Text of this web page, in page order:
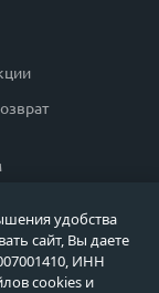
удобства
сайт, Вы даете
ИНН
cookies и